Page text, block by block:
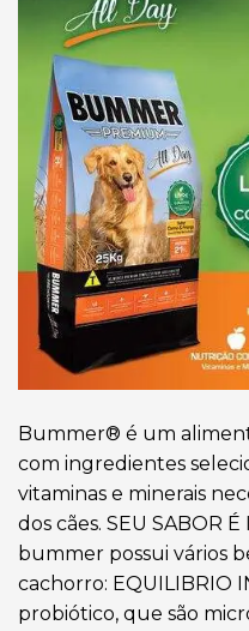
Bummer® é um
com ingredientes
vitaminas e minerais
dos cães. SEU SABOR
bummer possui vários
cachorro: EQUILIBRIO
probiótico, que são